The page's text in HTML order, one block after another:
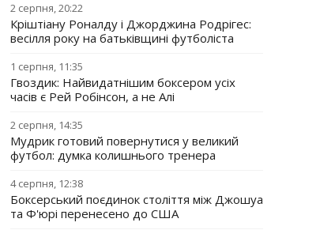
2 серпня, 20:22
Кріштіану Роналду і Джорджина Родрігес:
весілля року на батьківщині футболіста
1 серпня, 11:35
Гвоздик: Найвидатнішим боксером усіх
часів є Рей Робінсон, а не Алі
2 серпня, 14:35
Мудрик готовий повернутися у великий
футбол: думка колишнього тренера
4 серпня, 12:38
Боксерський поєдинок століття між Джошуа
та Ф'юрі перенесено до США